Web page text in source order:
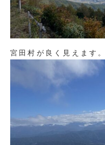
宮田村が良く見えます。